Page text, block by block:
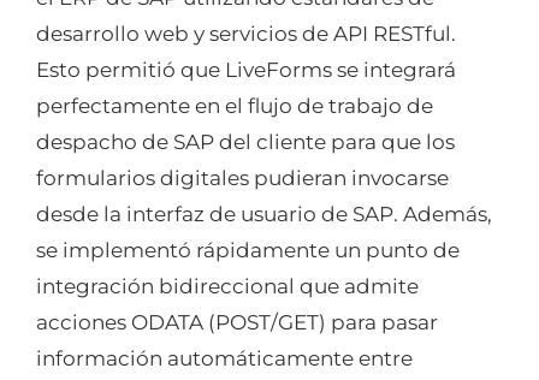
desarrollo web y servicios de API RESTful.
Esto permitió que LiveForms se integrará
perfectamente en el flujo de trabajo de
despacho de SAP del cliente para que los
formularios digitales pudieran invocarse
desde la interfaz de usuario de SAP. Además,
se implementó rápidamente un punto de
integración bidireccional que admite
acciones ODATA (POST/GET) para pasar
información automáticamente entre